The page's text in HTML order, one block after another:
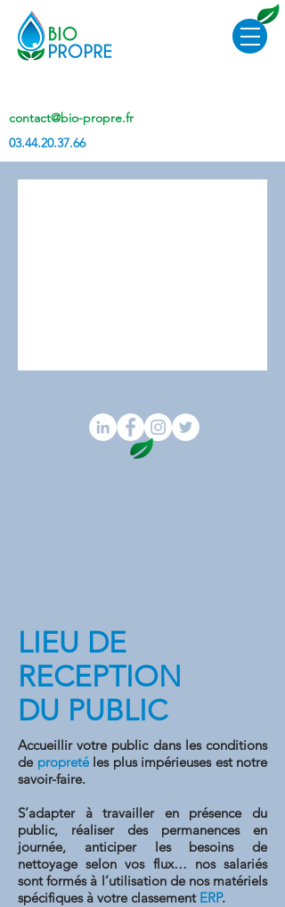
contact@bio-propre.fr
03.44.20.37.66
LIEU DE
RECEPTION
DU PUBLIC
Accueillir votre public dans les conditions
de propretéles plus impérieuses est notre
savoir-faire.
S’adapter à travailler en présence du
public, réaliser des permanences en
journée, anticiper les besoins de
nettoyage selon vos flux… nos salariés
sont formés à l’utilisation de nos matériels
spécifiques à votre classement ERP.